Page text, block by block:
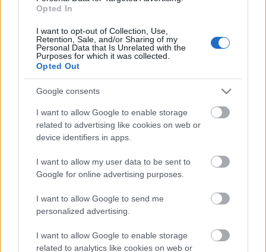
Opted In
I want to opt-out of Collection, Use,
Retention, Sale, and/or Sharing of my
Personal Data that Is Unrelated with the
Purposes for which it was collected.
Opted Out
Google consents
I want to allow Google to enable storage
related to advertising like cookies on web or
device identifiers in apps.
I want to allow my user data to be sent to
Google for online advertising purposes.
I want to allow Google to send me
personalized advertising.
I want to allow Google to enable storage
related to analytics like cookies on web or
75 milliós bírság a LED-csereprogramban
felmerülő adatvédelmi hiányosságokért
Négy webáruház, négy bírság: mit
üzennek a NAIH legújabban közzétett
bírságoló határozatai?
Információszabadság Magyarországon:
egy NAIH állásfoglalás margójára
hazahozatala érdekében: az Infotv. sem
maradhat ki
Újabb jelentős adatvédelmi bírság